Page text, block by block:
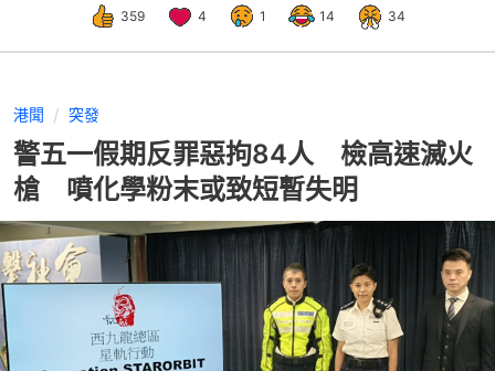
359 4 1 14 34
港聞 突發
警五一假期反罪惡拘84人 檢高速滅火
槍 噴化學粉末或致短暫失明